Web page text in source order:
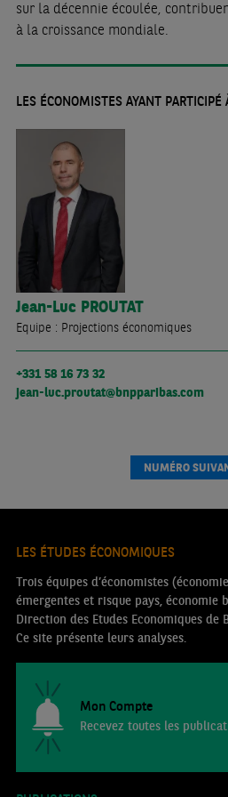
sur la décennie écoulée,
à la croissance mondiale.
LES ÉCONOMISTES AYANT PARTICIPÉ
Jean-Luc PROUTAT
Equipe : Projections économiques
+331 58 16 73 32
jean-luc.proutat@bnpparibas.com
NUMÉRO
LES ÉTUDES ÉCONOMIQUES
Trois équipes d’économistes
émergentes et risque pays, économie
Direction des Etudes Economiques de
Ce site présente leurs analyses.
Mon Compte
Recevez toutes les